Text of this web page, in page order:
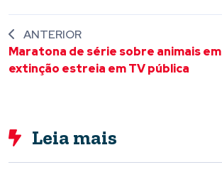
ANTERIOR
Maratona de série sobre animais em
extinção estreia em TV pública
Leia mais